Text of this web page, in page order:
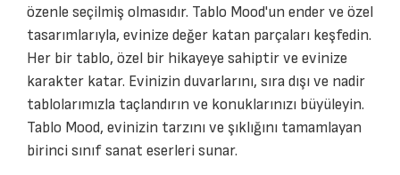
özenle seçilmiş olmasıdır. Tablo Mood'un ender ve özel
tasarımlarıyla, evinize değer katan parçaları keşfedin.
Her bir tablo, özel bir hikayeye sahiptir ve evinize
karakter katar. Evinizin duvarlarını, sıra dışı ve nadir
tablolarımızla taçlandırın ve konuklarınızı büyüleyin.
Tablo Mood, evinizin tarzını ve şıklığını tamamlayan
birinci sınıf sanat eserleri sunar.